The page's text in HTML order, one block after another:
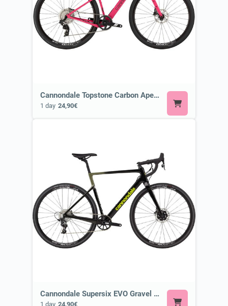
Cannondale Topstone Carbon Apex AXS or Similar
1 day 24,90€
Cannondale Supersix EVO Gravel or Similar
1 day 24,90€